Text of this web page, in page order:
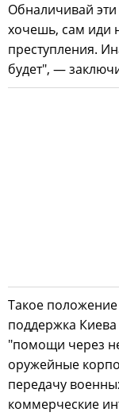
Обналичивай
хочешь, сам иди
преступления.
будет", —
Такое положение
поддержка Киева
"помощи через
оружейные
передачу
коммерческие